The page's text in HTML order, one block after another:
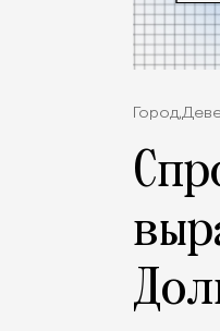
Город,